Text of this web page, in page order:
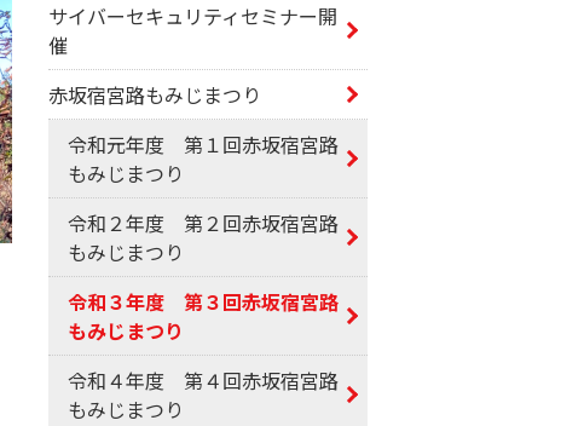
サイバーセキュリティセミナー開
催
赤坂宿宮路もみじまつり
令和元年度 第１回赤坂宿宮路
もみじまつり
令和２年度 第２回赤坂宿宮路
もみじまつり
令和３年度 第３回赤坂宿宮路
もみじまつり
令和４年度 第４回赤坂宿宮路
もみじまつり